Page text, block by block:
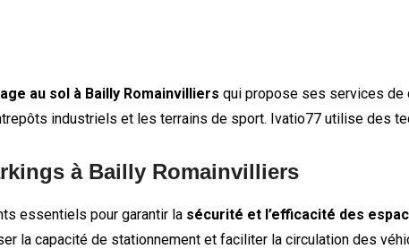
au sol à Bailly Romainvilliers qui propose ses services de
industriels et les terrains de sport. Ivatio77 utilise des
à Bailly Romainvilliers
essentiels pour garantir la sécurité et l’efficacité des
la capacité de stationnement et faciliter la circulation des